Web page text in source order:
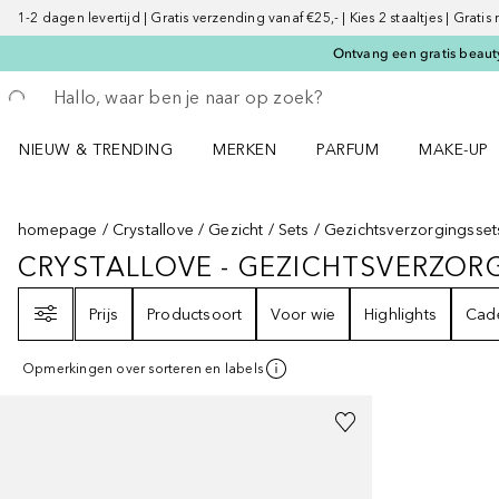
1-2 dagen levertijd | Gratis verzending vanaf €25,- | Kies 2 staaltjes | Gratis
Ontvang een gratis
Ga terug
Zoekopdracht uitvoeren
NIEUW & TRENDING
MERKEN
PARFUM
MAKE-UP
homepage Crystallove Gezicht Sets
CRYSTALLOVE -
CRYSTALLOVE -
Prijs
Productsoort Voor wie Highlights
Opmerkingen over sorteren en labels